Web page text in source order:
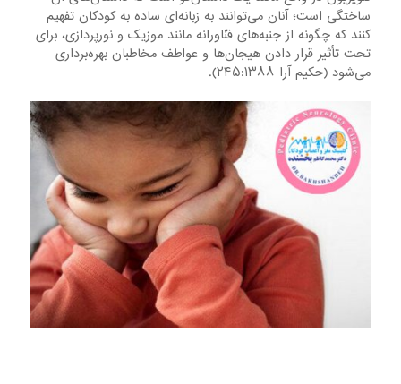
ساختگی است؛ آنان می‌توانند به زبانه‌ای ساده به کودکان تفهیم
کنند که چگونه از جنبه‌های فنّاورانه مانند موزیک و نورپردازی، برای
تحت تأثیر قرار دادن هیجان‌ها و عواطف مخاطبان بهره‌برداری
می‌شود (حکیم آرا ۲۴۵:۱۳۸۸).